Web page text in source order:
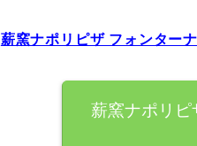
薪窯ナポリピザ フォンター
薪窯ナポリ